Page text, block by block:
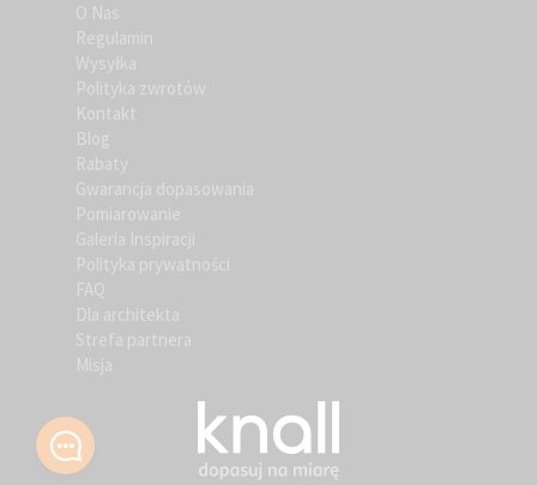
O Nas
Regulamin
Wysyłka
Polityka zwrotów
Kontakt
Blog
Rabaty
Gwarancja dopasowania
Pomiarowanie
Galeria Inspiracji
Polityka prywatności
FAQ
Dla architekta
Strefa partnera
Misja